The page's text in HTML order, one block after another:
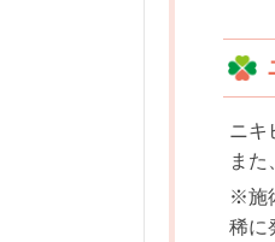
ニキ
また
※施
稀に